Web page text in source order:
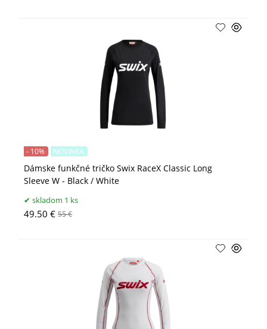
Dámske funkčné tričko Swix RaceX Classic Long
Sleeve W - Black / White
- 10% NOVINKA
skladom 1 ks
49.50 € 55 €